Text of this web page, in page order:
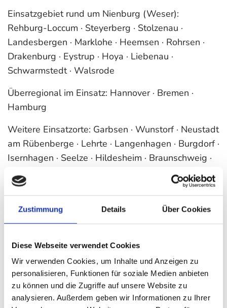
Zustimmung Details Über Cookies
Diese Webseite verwendet Cookies
Wir verwenden Cookies, um Inhalte und Anzeigen zu
personalisieren, Funktionen für soziale Medien anbieten
zu können und die Zugriffe auf unsere Website zu
analysieren. Außerdem geben wir Informationen zu Ihrer
Einsatzgebiet rund um Nienburg (Weser):
Rehburg-Loccum · Steyerberg · Stolzenau ·
Landesbergen · Marklohe · Heemsen · Rohrsen ·
Drakenburg · Eystrup · Hoya · Liebenau ·
Schwarmstedt · Walsrode
Überregional im Einsatz: Hannover · Bremen ·
Hamburg
Weitere Einsatzorte: Garbsen · Wunstorf · Neustadt
am Rübenberge · Lehrte · Langenhagen · Burgdorf ·
Isernhagen · Seelze · Hildesheim · Braunschweig ·
Stadthagen · Soltau · Schwarmstedt · Walsrode ·
Minden · Peine · Porta Westfalica
Jetzt Anfragen!
Anrede